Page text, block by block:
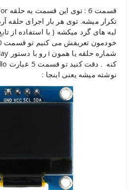
تکرار میشه. توی هر بار اجرای حلقه
نوشته میشه یعنی اینجا :